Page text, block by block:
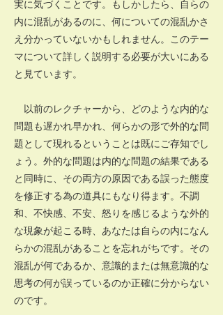
実に気づくことです。もしかしたら、自らの
内に混乱があるのに、何についての混乱かさ
え分かっていないかもしれません。このテー
マについて詳しく説明する必要が大いにある
と見ています。
以前のレクチャーから、どのような内的な
問題も遅かれ早かれ、何らかの形で外的な問
題として現れるということは既にご存知でし
ょう。外的な問題は内的な問題の結果である
と同時に、その両方の原因である誤った態度
を修正する為の道具にもなり得ます。不調
和、不快感、不安、怒りを感じるような外的
な現象が起こる時、あなたは自らの内になん
らかの混乱があることを忘れがちです。その
混乱が何であるか、意識的または無意識的な
思考の何が誤っているのか正確に分からない
のです。